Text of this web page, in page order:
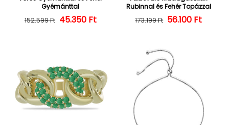
Gyémánttal
Normál ár
152.599 Ft Kedvezményes ár
45.350 Ft
Rubinnal és Fehér Topázzal
Normál ár
173.199 Ft 56.100 Ft